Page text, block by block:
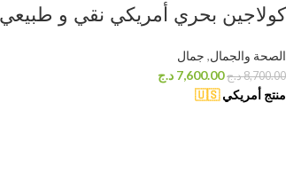
كولاجين بحري أمريكي نقي و طبيعي
الصحة والجمال, جمال
8,700.00د.ج 7,600.00 د.ج
منتج أمريكي🇺🇸